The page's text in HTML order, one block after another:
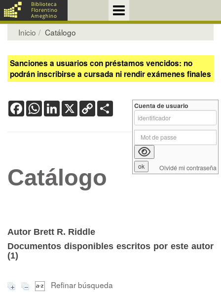
Inicio Catálogo
Sanciones a usuarios con préstamos vencidos: no
podrán inscribirse a cursada ni rendir exámenes finales
FacebookWhatsApp
LinkedIn
X Copy
Link
Catálogo
Autor Brett R. Riddle
Documentos disponibles escritos por este autor
(1)
Refinar búsqueda
Cuenta de usuario
Olvidé mi contraseña